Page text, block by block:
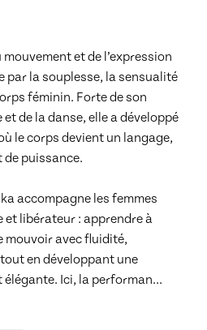
et de l’expression
par la souplesse, la sensualité
féminin. Forte de son
et de la danse, elle a développé
le corps devient un langage,
de puissance.
accompagne les femmes
et libérateur : apprendre à
mouvoir avec fluidité,
en développant une
élégante. Ici, la performan...